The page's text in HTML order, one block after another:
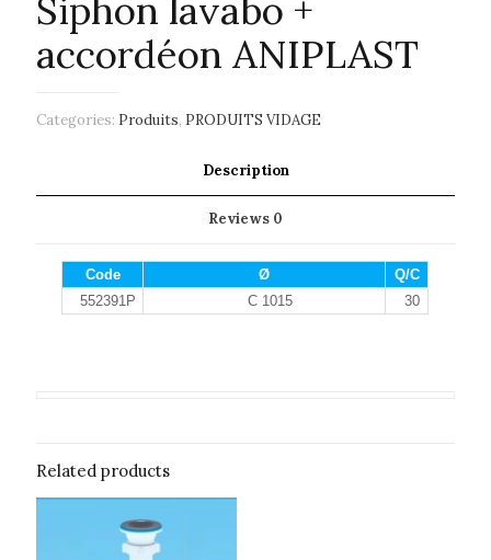
Siphon lavabo +
accordéon ANIPLAST
Categories: Produits, PRODUITS VIDAGE
Description
Reviews 0
Code Ø
Q/C
552391P
C 1015 30
Related products